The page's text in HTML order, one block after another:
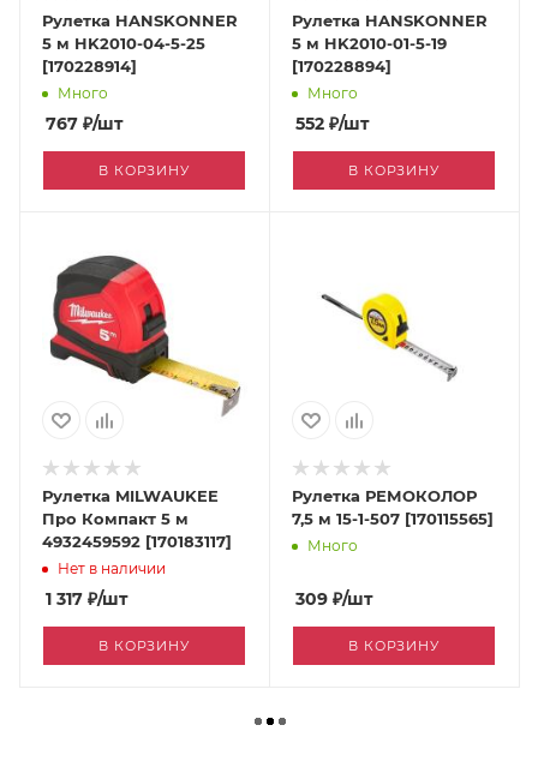
Рулетка HANSKONNER
5 м HK2010-04-5-25
[170228914]
Много
767 ₽/шт
В КОРЗИНУ
Рулетка HANSKONNER
5 м HK2010-01-5-19
[170228894]
Много
552 ₽/шт
В КОРЗИНУ
Рулетка MILWAUKEE
Про Компакт 5 м
4932459592 [170183117]
Нет в наличии
1 317 ₽/шт
В КОРЗИНУ
Рулетка РЕМОКОЛОР
7,5 м 15-1-507 [170115565]
Много
309 ₽/шт
В КОРЗИНУ